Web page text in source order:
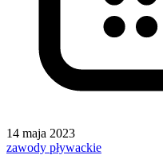
14 maja 2023
zawody pływackie